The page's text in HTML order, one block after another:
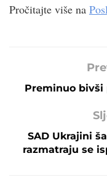
Pročitajte više na
Preminuo bivši
SAD Ukrajini
razmatraju se